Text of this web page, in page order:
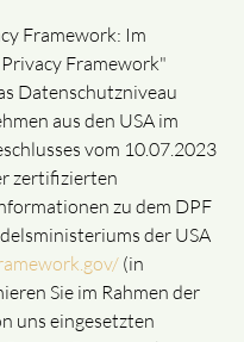
Framework: Im
Framework"
Datenschutzniveau
aus den USA im
vom 10.07.2023
zertifizierten
zu dem DPF
der USA
(in
Sie im Rahmen der
uns eingesetzten